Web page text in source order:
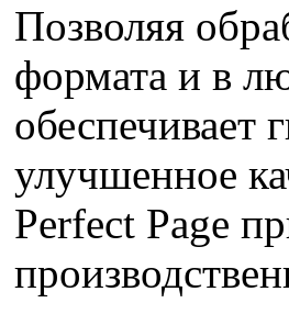
Позволяя
формата и в
обеспечивает
улучшенное
Perfect Page